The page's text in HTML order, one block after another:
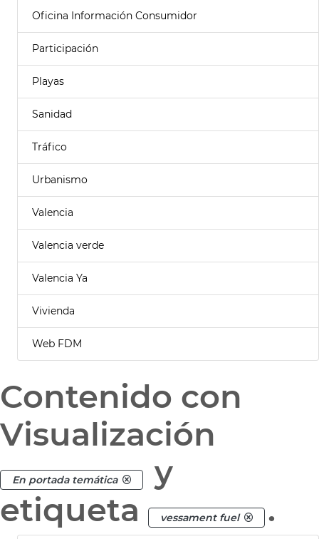
Oficina Información Consumidor
Participación
Playas
Sanidad
Tráfico
Urbanismo
Valencia
Valencia verde
Valencia Ya
Vivienda
Web FDM
Contenido con
Visualización
En portada temática
y
etiqueta
vessament fuel .